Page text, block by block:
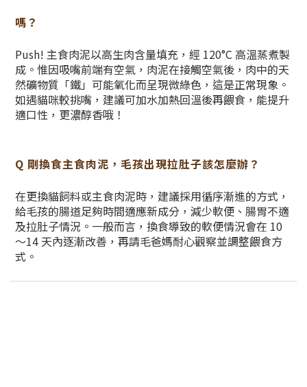
嗎？
Push! 主食肉泥以高生肉含量填充，經 120°C 高溫蒸煮製
成。惟因吸嘴前端有空氣，肉泥在接觸空氣後，肉中的天
然礦物質「鐵」可能氧化而呈現微綠色，這是正常現象。
如遇貓咪較挑嘴，建議可加水加熱回溫後再餵食，能提升
適口性，更濃醇香哦！
Q 剛換食主食肉泥，毛孩出現拉肚子該怎麼辦？
在更換貓飼料或主食肉泥時，建議採用循序漸進的方式，
給毛孩的腸道足夠時間適應新成分，減少軟便、腸胃不適
及拉肚子情況。一般而言，換食導致的軟便情況會在 10
～14 天內逐漸改善，再請毛爸媽耐心觀察並調整餵食方
式。